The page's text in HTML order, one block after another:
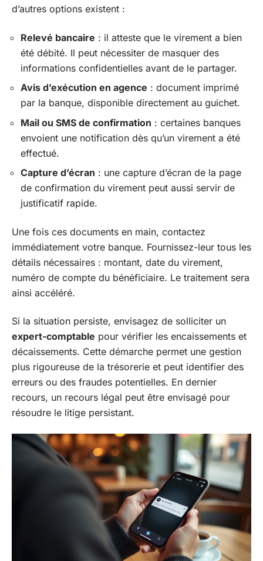
d’autres options existent :
Relevé bancaire : il atteste que le virement a bien
été débité. Il peut nécessiter de masquer des
informations confidentielles avant de le partager.
Avis d’exécution en agence : document imprimé
par la banque, disponible directement au guichet.
Mail ou SMS de confirmation : certaines banques
envoient une notification dès qu’un virement a été
effectué.
Capture d’écran : une capture d’écran de la page
de confirmation du virement peut aussi servir de
justificatif rapide.
Une fois ces documents en main, contactez
immédiatement votre banque. Fournissez-leur tous les
détails nécessaires : montant, date du virement,
numéro de compte du bénéficiaire. Le traitement sera
ainsi accéléré.
Si la situation persiste, envisagez de solliciter un
expert-comptable pour vérifier les encaissements et
décaissements. Cette démarche permet une gestion
plus rigoureuse de la trésorerie et peut identifier des
erreurs ou des fraudes potentielles. En dernier
recours, un recours légal peut être envisagé pour
résoudre le litige persistant.